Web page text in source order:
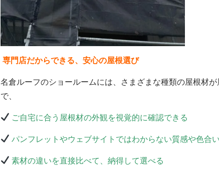
専門店だからできる、安心の屋根選び
名倉ルーフのショールームには、さまざまな種類の屋根材
で、
ご自宅に合う屋根材の外観を視覚的に確認できる
パンフレットやウェブサイトではわからない質感や色合
素材の違いを直接比べて、納得して選べる